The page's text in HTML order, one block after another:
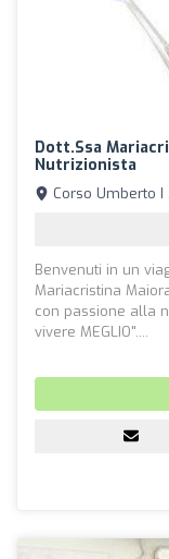
Dott.ssa
Nutrizionista
Corso Umberto
Benvenuti in un
Mariacristina
con passione alla
vivere MEGLIO"....